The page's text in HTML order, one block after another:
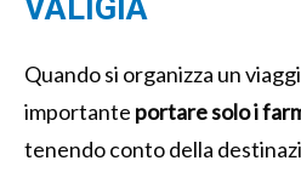
VALIGIA
Quando si organizza un
importante portare solo i
tenendo conto della